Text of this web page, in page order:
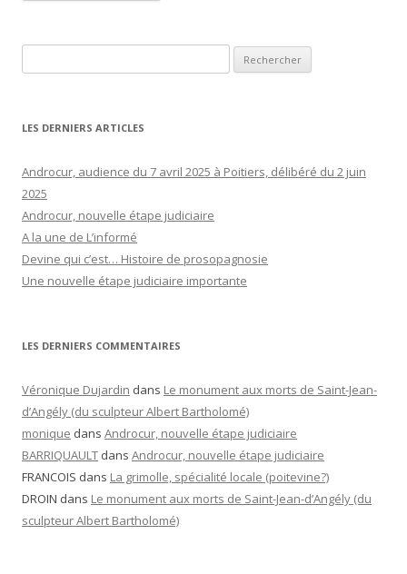
LES DERNIERS ARTICLES
Androcur, audience du 7 avril 2025 à Poitiers, délibéré du 2 juin
2025
Androcur, nouvelle étape judiciaire
A la une de L’informé
Devine qui c’est… Histoire de prosopagnosie
Une nouvelle étape judiciaire importante
LES DERNIERS COMMENTAIRES
Véronique Dujardin dans Le monument aux morts de Saint-Jean-
d’Angély (du sculpteur Albert Bartholomé)
monique dans Androcur, nouvelle étape judiciaire
BARRIQUAULT dans Androcur, nouvelle étape judiciaire
FRANCOIS dans La grimolle, spécialité locale (poitevine?)
DROIN dans Le monument aux morts de Saint-Jean-d’Angély (du
sculpteur Albert Bartholomé)